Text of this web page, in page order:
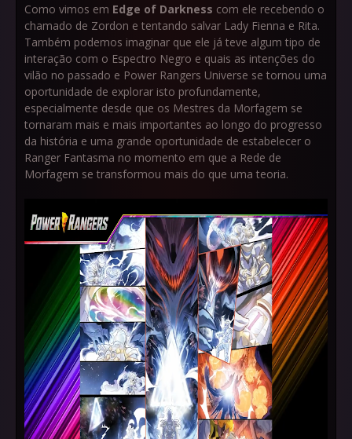
Como vimos em Edge of Darkness com ele recebendo o
chamado de Zordon e tentando salvar Lady Fienna e Rita.
Também podemos imaginar que ele já teve algum tipo de
interação com o Espectro Negro e quais as intenções do
vilão no passado e Power Rangers Universe se tornou uma
oportunidade de explorar isto profundamente,
especialmente desde que os Mestres da Morfagem se
tornaram mais e mais importantes ao longo do progresso
da história e uma grande oportunidade de estabelecer o
Ranger Fantasma no momento em que a Rede de
Morfagem se transformou mais do que uma teoria.